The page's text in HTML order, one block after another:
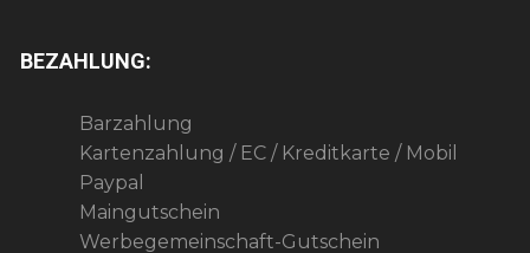
BEZAHLUNG:
Barzahlung
Kartenzahlung / EC / Kreditkarte / Mobil
Paypal
Maingutschein
Werbegemeinschaft-Gutschein